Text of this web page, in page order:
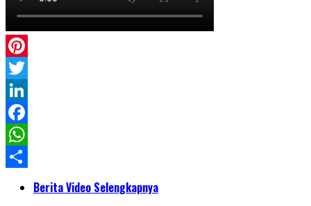
Pinterest
Twitter
LinkedIn
Facebook
WhatsApp
ShareBerita Video Selengkapnya